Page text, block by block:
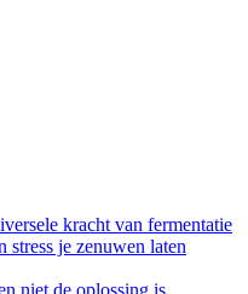
kracht van fermentatie
stress je zenuwen laten
niet de oplossing is